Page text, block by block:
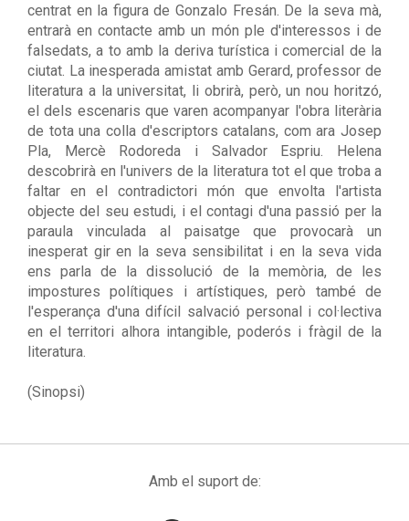
centrat en la figura de Gonzalo Fresán. De la seva mà,
entrarà en contacte amb un món ple d'interessos i de
falsedats, a to amb la deriva turística i comercial de la
ciutat. La inesperada amistat amb Gerard, professor de
literatura a la universitat, li obrirà, però, un nou horitzó,
el dels escenaris que varen acompanyar l'obra literària
de tota una colla d'escriptors catalans, com ara Josep
Pla, Mercè Rodoreda i Salvador Espriu. Helena
descobrirà en l'univers de la literatura tot el que troba a
faltar en el contradictori món que envolta l'artista
objecte del seu estudi, i el contagi d'una passió per la
paraula vinculada al paisatge que provocarà un
inesperat gir en la seva sensibilitat i en la seva vida
ens parla de la dissolució de la memòria, de les
impostures polítiques i artístiques, però també de
l'esperança d'una difícil salvació personal i col·lectiva
en el territori alhora intangible, poderós i fràgil de la
literatura.
(Sinopsi)
Amb el suport de: